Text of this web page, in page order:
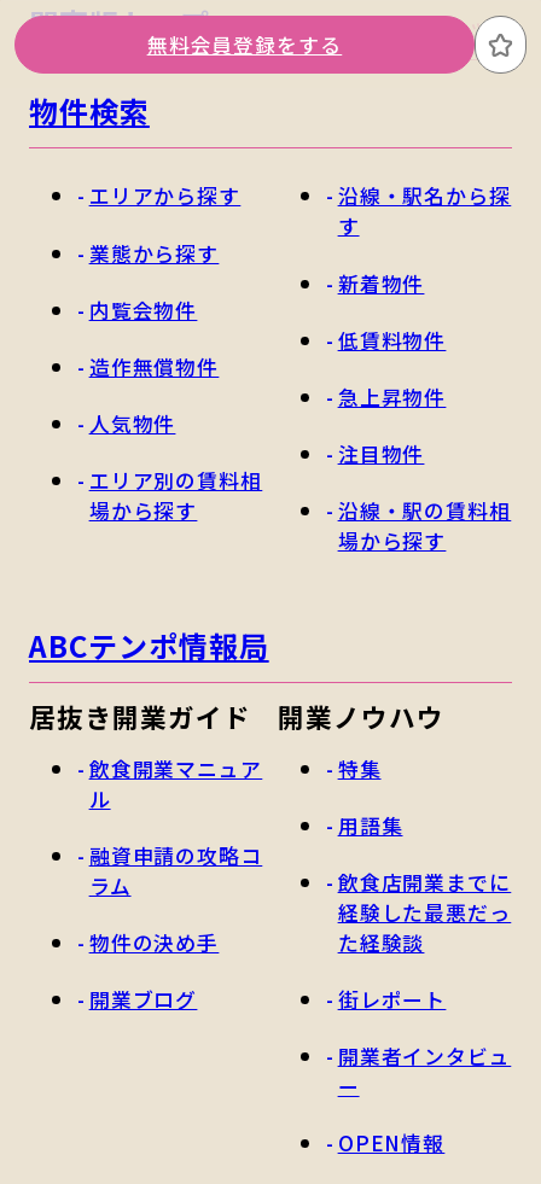
無料会員登録をする お
関東版トップ 関西版トップ
物件検索
エリアから探す
業態から探す
内覧会物件
造作無償物件
人気物件
エリア別の賃料相
場から探す
沿線・駅名から探
す
新着物件
低賃料物件
急上昇物件
注目物件
沿線・駅の賃料相
場から探す
ABCテンポ情報局
居抜き開業ガイド
飲食開業マニュア
ル
融資申請の攻略コ
ラム
物件の決め手
開業ブログ
開業ノウハウ
特集
用語集
飲食店開業までに
経験した最悪だっ
た経験談
街レポート
開業者インタビュ
ー
OPEN情報